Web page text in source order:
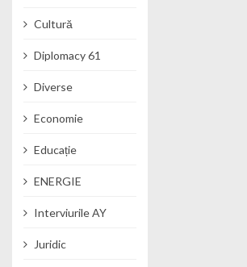
Cultură
Diplomacy 61
Diverse
Economie
Educație
ENERGIE
Interviurile AY
Juridic